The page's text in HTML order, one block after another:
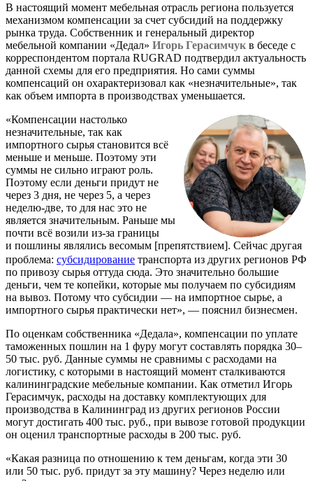
В настоящий момент мебельная отрасль региона пользуется
механизмом компенсации за счет субсидий на поддержку
рынка труда. Собственник и генеральный директор
мебельной компании «Дедал» Игорь Герасимчук в беседе с
корреспондентом портала RUGRAD подтвердил актуальность
данной схемы для его предприятия. Но сами суммы
компенсаций он охарактеризовал как «незначительные», так
как объем импорта в производствах уменьшается.
«Компенсации настолько
незначительные, так как
импортного сырья становится всё
меньше и меньше. Поэтому эти
суммы не сильно играют роль.
Поэтому если деньги придут не
через 3 дня, не через 5, а через
неделю-две, то для нас это не
является значительным. Раньше мы
почти всё возили из-за границы
и пошлины являлись весомым [препятствием]. Сейчас другая
проблема: субсидирование транспорта из других регионов РФ
по привозу сырья оттуда сюда. Это значительно большие
деньги, чем те копейки, которые мы получаем по субсидиям
на вывоз. Потому что субсидии — на импортное сырье, а
импортного сырья практически нет», — пояснил бизнесмен.
По оценкам собственника «Дедала», компенсации по уплате
таможенных пошлин на 1 фуру могут составлять порядка 30–
50 тыс. руб. Данные суммы не сравнимы с расходами на
логистику, с которыми в настоящий момент сталкиваются
калининградские мебельные компании. Как отметил Игорь
Герасимчук, расходы на доставку комплектующих для
производства в Калининград из других регионов России
могут достигать 400 тыс. руб., при вывозе готовой продукции
он оценил транспортные расходы в 200 тыс. руб.
«Какая разница по отношению к тем деньгам, когда эти 30
или 50 тыс. руб. придут за эту машину? Через неделю или